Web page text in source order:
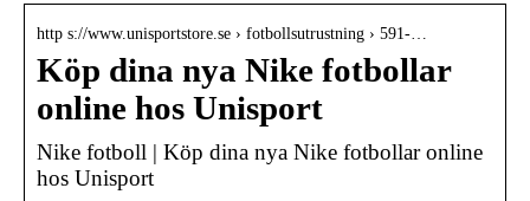
http s://www.unisportstore.se › fotbollsutrustning › 591-…
Köp dina nya Nike fotbollar
online hos Unisport
Nike fotboll | Köp dina nya Nike fotbollar online
hos Unisport